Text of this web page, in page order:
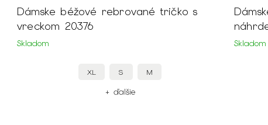
Dámske béžové rebrované tričko s
vreckom 20376
Skladom
XL S M
+ ďalšie
Skladom